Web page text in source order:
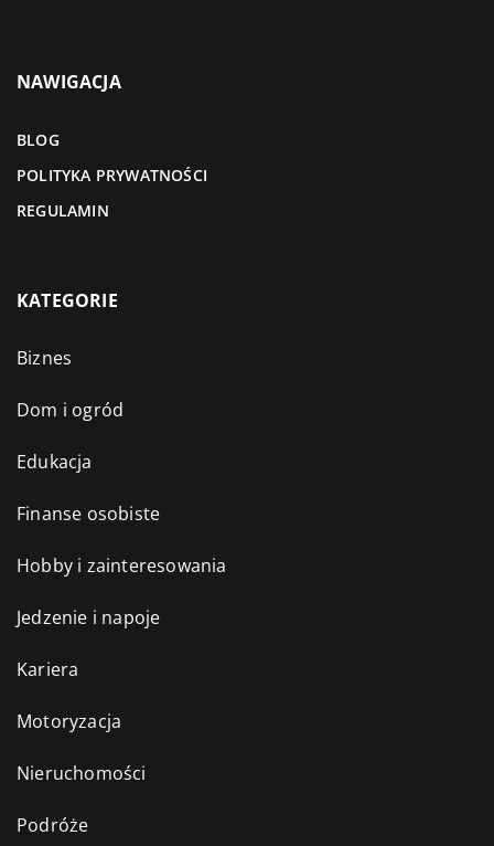
NAWIGACJA
BLOG
POLITYKA PRYWATNOŚCI
REGULAMIN
KATEGORIE
Biznes
Dom i ogród
Edukacja
Finanse osobiste
Hobby i zainteresowania
Jedzenie i napoje
Kariera
Motoryzacja
Nieruchomości
Podróże